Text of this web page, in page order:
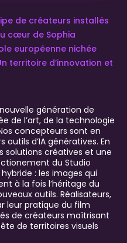
de créateurs installés
cœur de Sophia
européenne nichée
territoire d’innovation et
génération de
de l’art, de la technologie
concepteurs sont en
d’IA génératives. En
solutions créatives et une
du Studio
: les images qui
à la fois l’héritage du
outils. Réalisateurs,
leur pratique du film
de créateurs maîtrisant
de territoires visuels